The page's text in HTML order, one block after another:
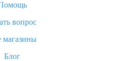
на Алиэкспресс
товар с Алиэкспресс
денег
вопрос
магазины
Блог